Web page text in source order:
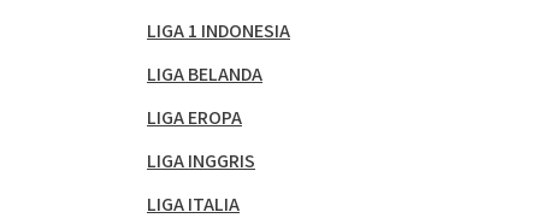
LIGA 1 INDONESIA
LIGA BELANDA
LIGA EROPA
LIGA INGGRIS
LIGA ITALIA